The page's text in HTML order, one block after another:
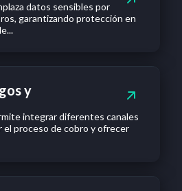
datos sensibles por
garantizando protección en
y
integrar diferentes canales
el proceso de cobro y ofrecer